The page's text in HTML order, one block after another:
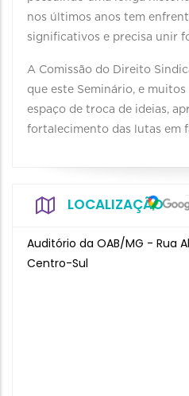
nos últimos anos tem
significativos e precisa unir
A Comissão do Direito
que este Seminário, e
espaço de troca de ideias,
fortalecimento das lutas em
LOCALIZAÇÃO
Auditório da OAB/MG - Rua
Centro-Sul